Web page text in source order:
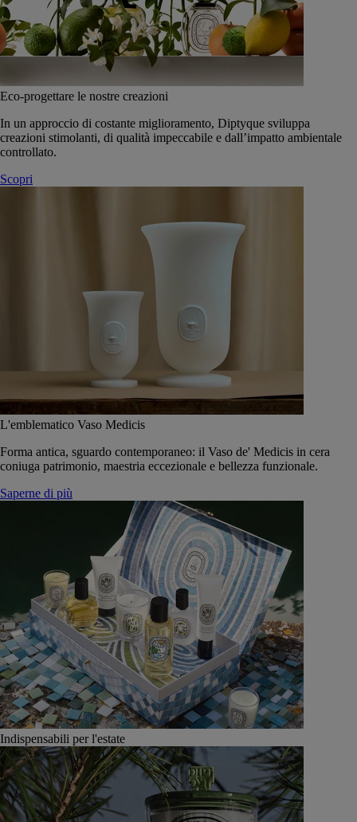
Eco-progettare le nostre creazioni
In un approccio di costante miglioramento, Diptyque sviluppa
creazioni stimolanti, di qualità impeccabile e dall’impatto ambientale
controllato.
Scopri
L'emblematico Vaso Medicis
Forma antica, sguardo contemporaneo: il Vaso de' Medicis in cera
coniuga patrimonio, maestria eccezionale e bellezza funzionale.
Saperne di più
Indispensabili per l'estate